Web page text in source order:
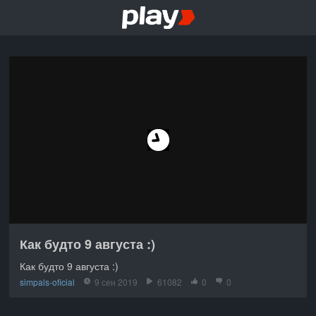
Как будто 9 августа :)
Как будто 9 августа :)
simpals-oficial 9 сен 2019 61082 0 0